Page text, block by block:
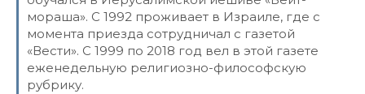
мораша». С 1992 проживает в Израиле, где с
момента приезда сотрудничал с газетой
«Вести». С 1999 по 2018 год вел в этой газете
еженедельную религиозно-философскую
рубрику.